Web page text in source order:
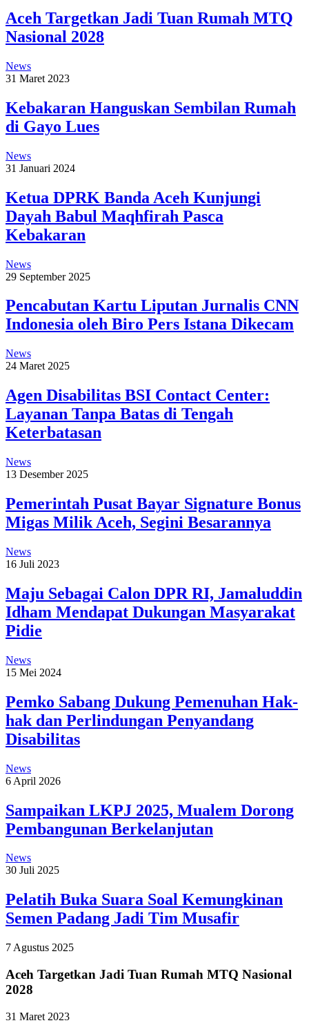
Aceh Targetkan Jadi Tuan Rumah MTQ
Nasional 2028
News
31 Maret 2023
Kebakaran Hanguskan Sembilan Rumah
di Gayo Lues
News
31 Januari 2024
Ketua DPRK Banda Aceh Kunjungi
Dayah Babul Maqhfirah Pasca
Kebakaran
News
29 September 2025
Pencabutan Kartu Liputan Jurnalis CNN
Indonesia oleh Biro Pers Istana Dikecam
News
24 Maret 2025
Agen Disabilitas BSI Contact Center:
Layanan Tanpa Batas di Tengah
Keterbatasan
News
13 Desember 2025
Pemerintah Pusat Bayar Signature Bonus
Migas Milik Aceh, Segini Besarannya
News
16 Juli 2023
Maju Sebagai Calon DPR RI, Jamaluddin
Idham Mendapat Dukungan Masyarakat
Pidie
News
15 Mei 2024
Pemko Sabang Dukung Pemenuhan Hak-
hak dan Perlindungan Penyandang
Disabilitas
News
6 April 2026
Sampaikan LKPJ 2025, Mualem Dorong
Pembangunan Berkelanjutan
News
30 Juli 2025
Pelatih Buka Suara Soal Kemungkinan
Semen Padang Jadi Tim Musafir
7 Agustus 2025
Aceh Targetkan Jadi Tuan Rumah MTQ Nasional
2028
31 Maret 2023